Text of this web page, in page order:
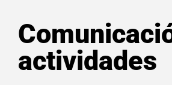
actividades